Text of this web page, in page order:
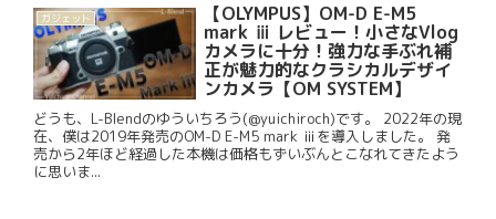
ガジェット 【OLYMPUS】OM-D E-M5
mark ⅲ レビュー！小さなVlog
カメラに十分！強力な手ぶれ補
正が魅力的なクラシカルデザイ
ンカメラ【OM SYSTEM】
どうも、L-Blendのゆういちろう(@yuichiroch)です。 2022年の現
在、僕は2019年発売のOM-D E-M5 mark ⅲを導入しました。 発
売から2年ほど経過した本機は価格もずいぶんとこなれてきたよう
に思いま...